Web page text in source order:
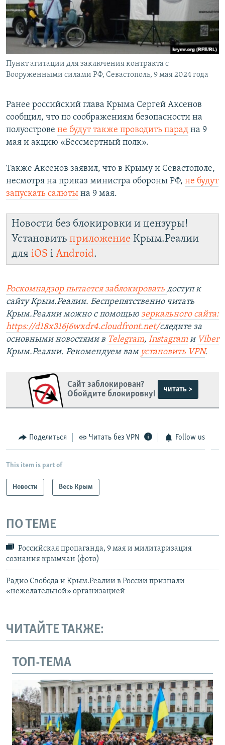
Пункт агитации для заключения контракта с
Вооруженными силами РФ, Севастополь, 9 мая 2024 года
Ранее российский глава Крыма Сергей Аксенов
сообщил, что по соображениям безопасности на
полуострове не будут также проводить парад на 9
мая и акцию «Бессмертный полк».
Также Аксенов заявил, что в Крыму и Севастополе,
несмотря на приказ министра обороны РФ, не будут
запускать салюты на 9 мая.
Новости без блокировки и цензуры!
Установить приложение Крым.Реалии
для iOS і Android.
Роскомнадзор пытается заблокировать доступ к
сайту Крым.Реалии. Беспрепятственно читать
Крым.Реалии можно с помощью зеркального сайта:
https://d18x316j6wxdr4.cloudfront.net/следите за
основными новостями в Telegram, Instagram и Viber
Крым.Реалии. Рекомендуем вам установить VPN.
Сайт заблокирован?
Обойдите блокировку!
читать >
Поделиться Читать без VPN Follow us
This item is part of
Новости Весь Крым
ПО ТЕМЕ
Российская пропаганда, 9 мая и милитаризация
сознания крымчан (фото)
Радио Свобода и Крым.Реалии в России признали
«нежелательной» организацией
ЧИТАЙТЕ ТАКЖЕ:
ТОП-ТЕМА